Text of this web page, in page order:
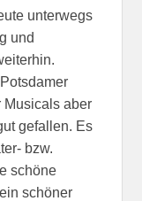
unterwegs
und
Musicals aber
gefallen. Es
bzw.
schöne
schöner